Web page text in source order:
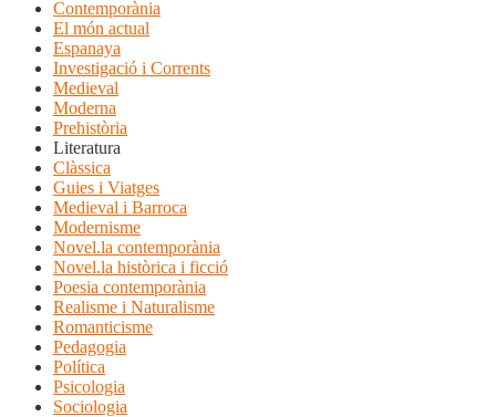
Contemporània
El món actual
Espanaya
Investigació i Corrents
Medieval
Moderna
Prehistòria
Literatura
Clàssica
Guies i Viatges
Medieval i Barroca
Modernisme
Novel.la contemporània
Novel.la històrica i ficció
Poesia contemporània
Realisme i Naturalisme
Romanticisme
Pedagogia
Política
Psicologia
Sociologia